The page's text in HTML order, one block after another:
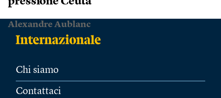
Alexandre Aublanc
Chi siamo
Contattaci